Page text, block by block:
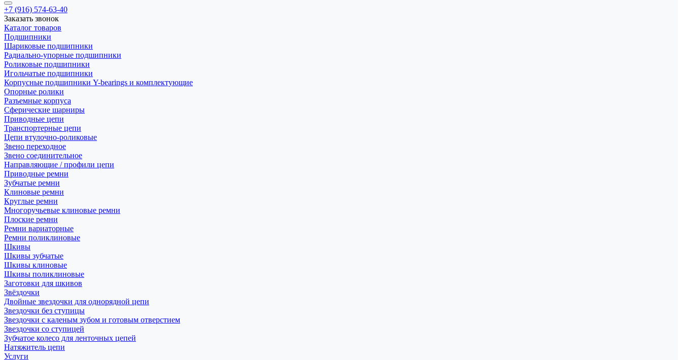
+7 (916) 574-63-40
Заказать звонок
Каталог товаров
Подшипники
Шариковые подшипники
Радиально-упорные подшипники
Роликовые подшипники
Игольчатые подшипники
Корпусные подшипники Y-bearings и комплектующие
Опорные ролики
Разъемные корпуса
Сферические шарниры
Приводные цепи
Транспортерные цепи
Цепи втулочно-роликовые
Звено переходное
Звено соединительное
Направляющие / профили цепи
Приводные ремни
Зубчатые ремни
Клиновые ремни
Круглые ремни
Многоручьевые клиновые ремни
Плоские ремни
Ремни вариаторные
Ремни поликлиновые
Шкивы
Шкивы зубчатые
Шкивы клиновые
Шкивы поликлиновые
Заготовки для шкивов
Звёздочки
Двойные звездочки для однорядной цепи
Звездочки без ступицы
Звездочки с каленым зубом и готовым отверстием
Звездочки со ступицей
Зубчатое колесо для ленточных цепей
Натяжитель цепи
Услуги